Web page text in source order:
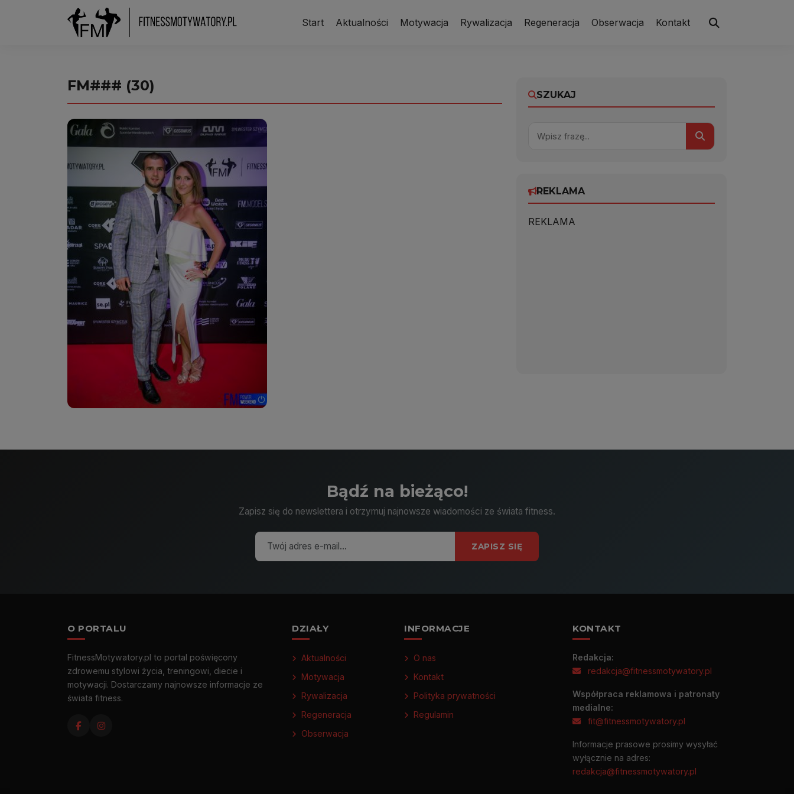
Start Aktualności Motywacja Rywalizacja Regeneracja Obserwacja Kontakt
FM### (30)
SZUKAJ
REKLAMA
REKLAMA
Bądź na bieżąco!
Zapisz się do newslettera i otrzymuj najnowsze wiadomości ze świata fitness.
ZAPISZ SIĘ
O PORTALU
FitnessMotywatory.pl to portal poświęcony
zdrowemu stylowi życia, treningowi, diecie i
motywacji. Dostarczamy najnowsze informacje ze
świata fitness.
DZIAŁY
Aktualności
Motywacja
Rywalizacja
Regeneracja
Obserwacja
INFORMACJE
O nas
Kontakt
Polityka prywatności
Regulamin
KONTAKT
Redakcja:
redakcja@fitnessmotywatory.pl
Współpraca reklamowa i patronaty
medialne:
fit@fitnessmotywatory.pl
Informacje prasowe prosimy wysyłać
wyłącznie na adres:
redakcja@fitnessmotywatory.pl